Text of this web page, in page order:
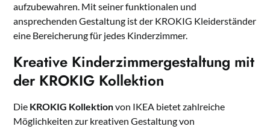
aufzubewahren. Mit seiner funktionalen und
ansprechenden Gestaltung ist der KROKIG Kleiderständer
eine Bereicherung für jedes Kinderzimmer.
Kreative Kinderzimmergestaltung mit
der KROKIG Kollektion
Die KROKIG Kollektionvon IKEA bietet zahlreiche
Möglichkeiten zur kreativen Gestaltung von